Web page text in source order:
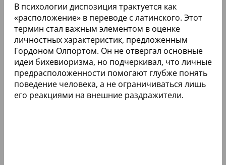
В психологии диспозиция трактуется как
«расположение» в переводе с латинского. Этот
термин стал важным элементом в оценке
личностных характеристик, предложенным
Гордоном Олпортом. Он не отвергал основные
идеи бихевиоризма, но подчеркивал, что личные
предрасположенности помогают глубже понять
поведение человека, а не ограничиваться лишь
его реакциями на внешние раздражители.